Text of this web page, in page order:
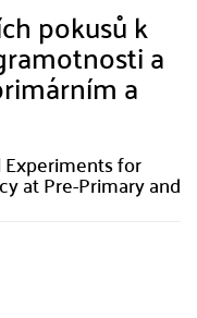
pokusů k
a
a
for
at Pre-Primary and